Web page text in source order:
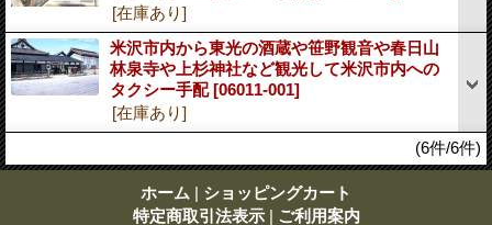
[在庫あり]
米沢市内から東光の酒蔵や笹野観音や春日山
林泉寺や上杉神社など観光して米沢市内への
タクシー手配[06011-001]
[在庫あり]
(6件/6件)
ホーム | ショッピングカート
特定商取引法表示 | ご利用案内